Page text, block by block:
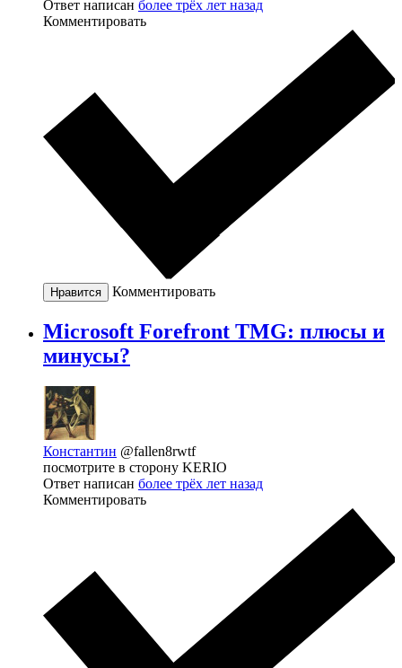
Ответ написан более трёх лет назад
Комментировать
Нравится Комментировать
Microsoft Forefront TMG: плюсы и
минусы?
Константин @fallen8rwtf
посмотрите в сторону KERIO
Ответ написан более трёх лет назад
Комментировать